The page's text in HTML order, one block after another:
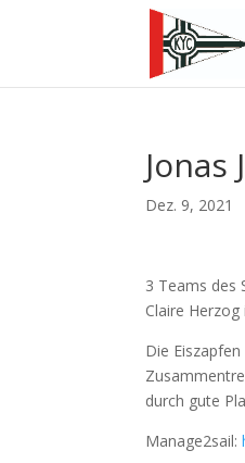
Dez. 9, 2021
3 Teams des
Claire Herzog
Die
durch gute
Manage2sail: